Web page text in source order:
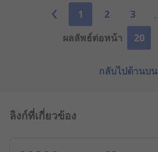
1 2 3
ผลลัพธ์ต่อหน้า
20
กลับไปด้านบน
ลิงก์ที่เกี่ยวข้อง